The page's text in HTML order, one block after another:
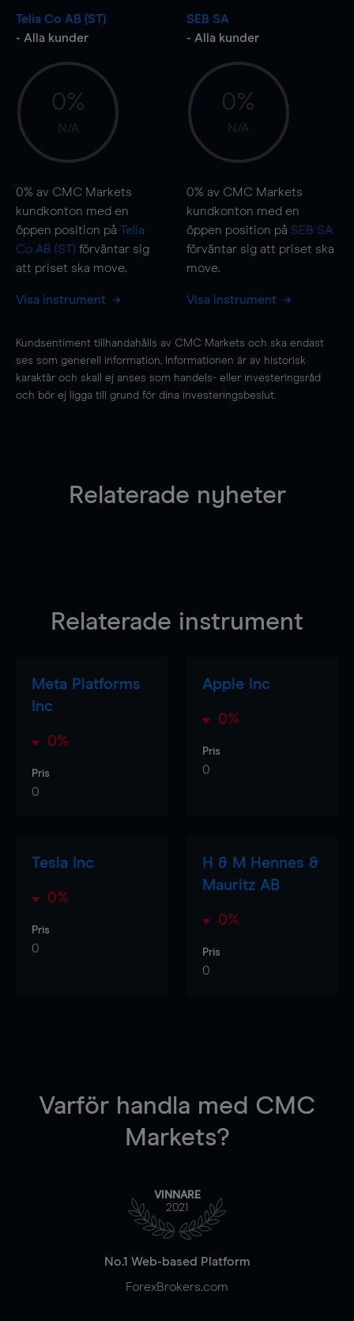
Telia Co AB (ST)
- Alla kunder
0%
N/A
0% av CMC Markets
kundkonton med en
öppen position på Telia
Co AB (ST) förväntar sig
att priset ska move.
Visa instrument
SEB SA
- Alla kunder
0%
N/A
0% av CMC Markets
kundkonton med en
öppen position på SEB SA
förväntar sig att priset ska
move.
Visa instrument
Kundsentiment tillhandahålls av CMC Markets och ska endast
ses som generell information. Informationen är av historisk
karaktär och skall ej anses som handels- eller investeringsråd
och bör ej ligga till grund för dina investeringsbeslut.
Relaterade nyheter
Relaterade instrument
Meta Platforms
Inc
0%
Pris
0
Apple Inc
0%
Pris
0
Tesla Inc
0%
Pris
0
H & M Hennes &
Mauritz AB
0%
Pris
0
Varför handla med CMC
Markets?
VINNARE
2021
No.1 Web-based Platform
ForexBrokers.com